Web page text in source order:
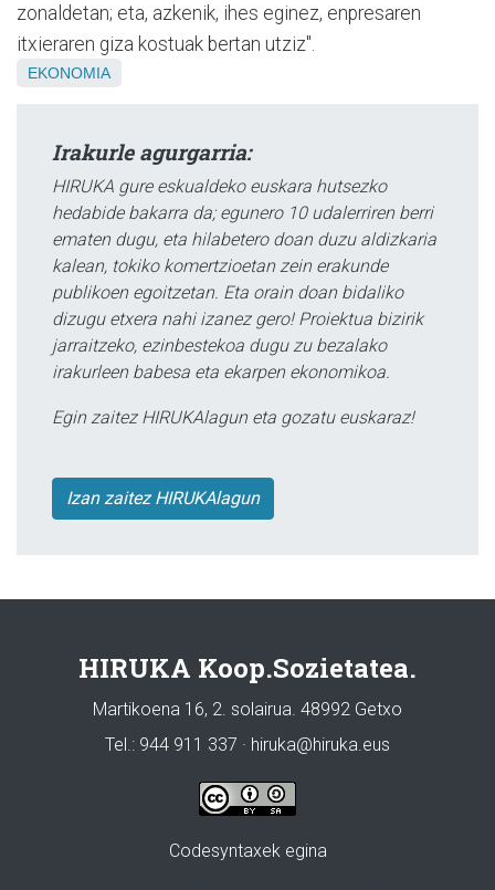
zonaldetan; eta, azkenik, ihes eginez, enpresaren
itxieraren giza kostuak bertan utziz".
EKONOMIA
Irakurle agurgarria:
HIRUKA gure eskualdeko euskara hutsezko
hedabide bakarra da; egunero 10 udalerriren berri
ematen dugu, eta hilabetero doan duzu aldizkaria
kalean, tokiko komertzioetan zein erakunde
publikoen egoitzetan. Eta orain doan bidaliko
dizugu etxera nahi izanez gero! Proiektua bizirik
jarraitzeko, ezinbestekoa dugu zu bezalako
irakurleen babesa eta ekarpen ekonomikoa.
Egin zaitez HIRUKAlagun eta gozatu euskaraz!
Izan zaitez HIRUKAlagun
HIRUKA Koop.Sozietatea.
Martikoena 16, 2. solairua. 48992 Getxo
Tel.: 944 911 337 · hiruka@hiruka.eus
Codesyntaxek egina